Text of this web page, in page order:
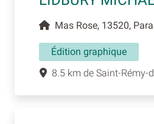
Mas Rose, 13520,
Édition graphique
8.5 km de Saint-Rémy-